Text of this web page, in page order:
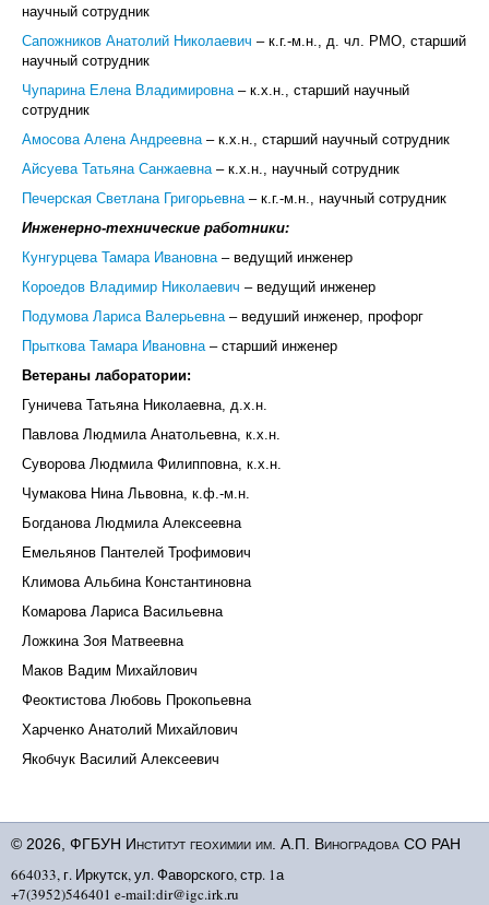
научный сотрудник
Сапожников Анатолий Николаевич – к.г.-м.н., д. чл. РМО, старший
научный сотрудник
Чупарина Елена Владимировна– к.х.н., старший научный
сотрудник
Амосова Алена Андреевна–к.х.н., старший научный сотрудник
Айсуева Татьяна Санжаевна– к.х.н., научный сотрудник
Печерская Светлана Григорьевна– к.г.-м.н., научный сотрудник
Инженерно-технические работники:
Кунгурцева Тамара Ивановна– ведущий инженер
Короедов Владимир Николаевич – ведущий инженер
Подумова Лариса Валерьевна– ведуший инженер, профорг
Прыткова Тамара Ивановна– старший инженер
Ветераны лаборатории:
Гуничева Татьяна Николаевна, д.х.н.
Павлова Людмила Анатольевна, к.х.н.
Суворова Людмила Филипповна, к.х.н.
Чумакова Нина Львовна, к.ф.-м.н.
Богданова Людмила Алексеевна
Емельянов Пантелей Трофимович
Климова Альбина Константиновна
Комарова Лариса Васильевна
Ложкина Зоя Матвеевна
Маков Вадим Михайлович
Феоктистова Любовь Прокопьевна
Харченко Анатолий Михайлович
Якобчук Василий Алексеевич
© 2026, ФГБУН Институт геохимии им. А.П. Виноградова СО РАН
664033, г. Иркутск, ул. Фаворского, стр. 1а
+7(3952)546401 e-mail:dir@igc.irk.ru